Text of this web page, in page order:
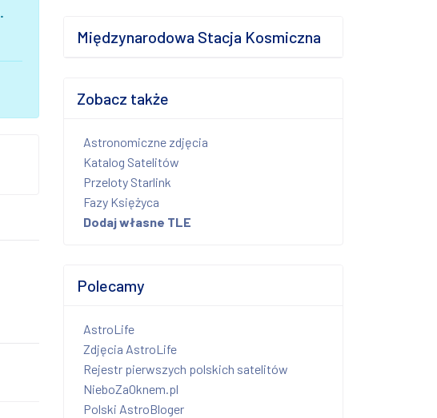
.
Międzynarodowa Stacja Kosmiczna
Zobacz także
Astronomiczne zdjęcia
Katalog Satelitów
Przeloty Starlink
Fazy Księżyca
Dodaj własne TLE
Polecamy
AstroLife
Zdjęcia AstroLife
Rejestr pierwszych polskich satelitów
NieboZaOknem.pl
Polski AstroBloger